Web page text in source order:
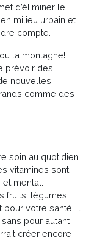
d’éliminer le
milieu urbain et
compte.
la montagne!
prévoir des
nouvelles
comme des
soin au quotidien
vitamines sont
mental.
fruits, légumes,
votre santé. Il
pour autant
créer encore